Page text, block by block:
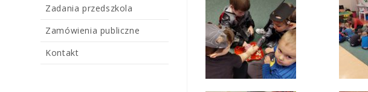
Zadania przedszkola
Zamówienia publiczne
Kontakt